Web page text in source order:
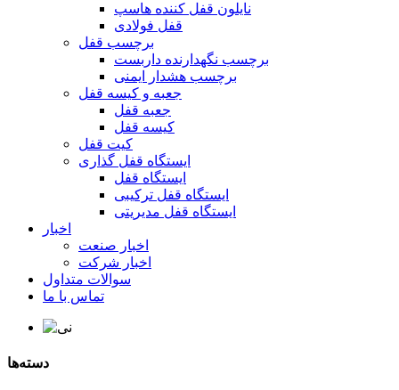
نایلون قفل کننده هاسپ
قفل فولادی
برچسب قفل
برچسب نگهدارنده داربست
برچسب هشدار ایمنی
جعبه و کیسه قفل
جعبه قفل
کیسه قفل
کیت قفل
ایستگاه قفل گذاری
ایستگاه قفل
ایستگاه قفل ترکیبی
ایستگاه قفل مدیریتی
اخبار
اخبار صنعت
اخبار شرکت
سوالات متداول
تماس با ما
دسته‌ها